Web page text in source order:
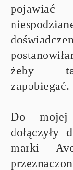
pojawiać
żeby
zapobiegać.
Do mojej
dołączyły
marki